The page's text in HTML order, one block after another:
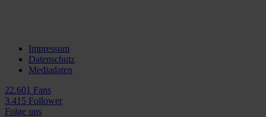
Impressum
Datenschutz
Mediadaten
22.601 Fans
3.415 Follower
Folge uns